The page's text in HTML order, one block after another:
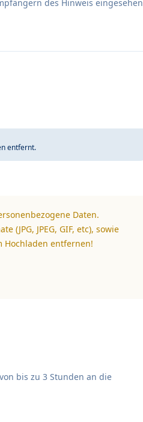
des Hinweis eingesehen
entfernt.
Daten.
(JPG, JPEG, GIF, etc), sowie
Hochladen entfernen!
bis zu 3 Stunden an die